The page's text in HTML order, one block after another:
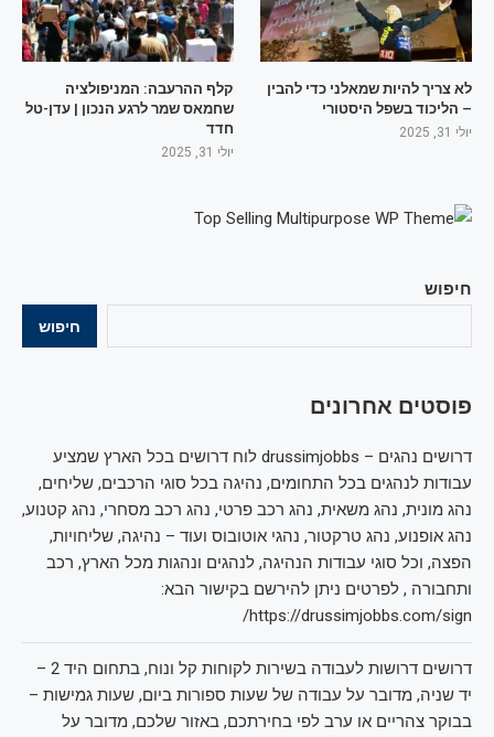
חיפוש
חיפוש
פוסטים אחרונים
דרושים נהגים – drussimjobbs לוח דרושים בכל הארץ שמציע
עבודות לנהגים בכל התחומים, נהיגה בכל סוגי הרכבים, שליחים,
נהג מונית, נהג משאית, נהג רכב פרטי, נהג רכב מסחרי, נהג קטנוע,
נהג אופנוע, נהג טרקטור, נהגי אוטובוס ועוד – נהיגה, שליחויות,
הפצה, וכל סוגי עבודות הנהיגה, לנהגים ונהגות מכל הארץ, רכב
ותחבורה , לפרטים ניתן להירשם בקישור הבא:
https://drussimjobbs.com/sign/
דרושים דרושות לעבודה בשירות לקוחות קל ונוח, בתחום היד 2 –
יד שניה, מדובר על עבודה של שעות ספורות ביום, שעות גמישות –
בבוקר צהריים או ערב לפי בחירתכם, באזור שלכם, מדובר על
לא צריך להיות שמאלני כדי להבין
– הליכוד בשפל היסטורי
יולי 31, 2025
קלף ההרעבה: המניפולציה
שחמאס שמר לרגע הנכון | עדן-טל
חדד
יולי 31, 2025